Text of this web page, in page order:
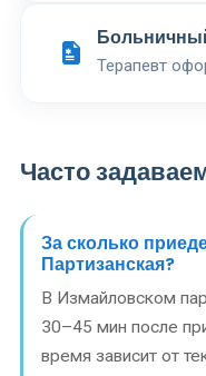
Терапевт
Часто
За сколько
Партизанская?
В Измайловском
30–45 мин после
время зависит от